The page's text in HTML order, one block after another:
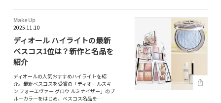
Make Up
2025.11.10
ディオール ハイライトの最新
ベスコス1位は？新作と名品を
紹介
ディオールの人気おすすめハイライトを紹
介。最新ベスコスを受賞の「ディオールスキ
ン フォーエヴァー グロウ ルミナイザー」のブ
ルーカラーをはじめ、ベスコス名品を…